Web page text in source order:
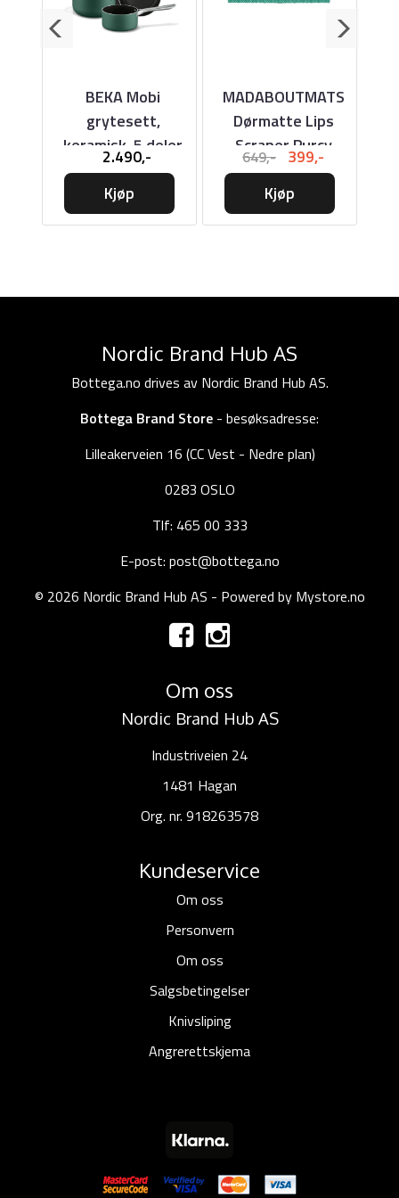
BEKA Mobi
grytesett,
keramisk, 5 deler
2.490,-
Kjøp
MADABOUTMATS
Dørmatte Lips
Scraper Purcy
50x75cm
649,- 399,-
Kjøp
Nordic Brand Hub AS
Bottega.no drives av Nordic Brand Hub AS.
Bottega Brand Store - besøksadresse:
Lilleakerveien 16 (CC Vest - Nedre plan)
0283 OSLO
Tlf: 465 00 333
E-post: post@bottega.no
© 2026 Nordic Brand Hub AS - Powered by Mystore.no
Om oss
Nordic Brand Hub AS
Industriveien 24
1481 Hagan
Org. nr. 918263578
Kundeservice
Om oss
Personvern
Om oss
Salgsbetingelser
Knivsliping
Angrerettskjema